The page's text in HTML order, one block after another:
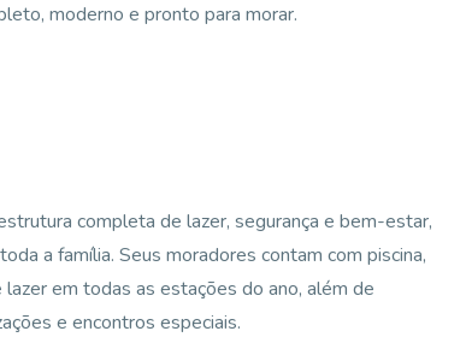
moderno e pronto para morar.
completa de lazer, segurança e bem-estar,
a família. Seus moradores contam com piscina,
em todas as estações do ano, além de
e encontros especiais.